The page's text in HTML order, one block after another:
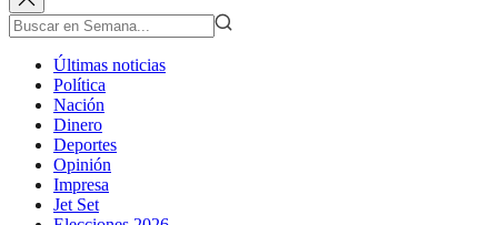
Últimas noticias
Política
Nación
Dinero
Deportes
Opinión
Impresa
Jet Set